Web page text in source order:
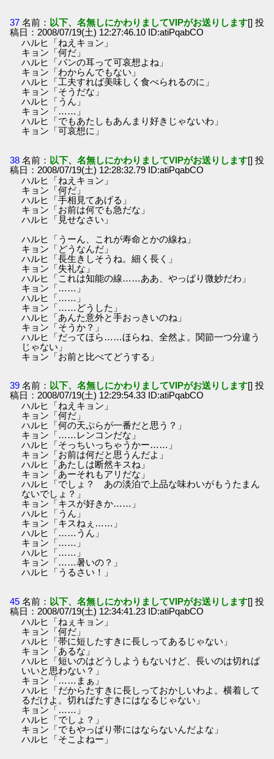
37 名前： 以下、名無しにかわりましてVIPがお送りします[] 投
稿日：2008/07/19(土) 12:27:46.10 ID:atiPqabCO
ハルヒ「ねえキョン」
キョン「何だ」
ハルヒ「パンの耳って可哀想よね」
キョン「わからんでもない」
ハルヒ「工夫すれば美味しく食べられるのに」
キョン「そうだな」
ハルヒ「うん」
キョン「……」
ハルヒ「でもあたしもあんまり好きじゃないわ」
キョン「可哀想に」
38 名前： 以下、名無しにかわりましてVIPがお送りします[] 投
稿日：2008/07/19(土) 12:28:32.79 ID:atiPqabCO
ハルヒ「ねえキョン」
キョン「何だ」
ハルヒ「手相見てあげる」
キョン「お前は何でも急だな」
ハルヒ「見せなさい」
ハルヒ「うーん、これが寿命とかの線ね」
キョン「どうなんだ」
ハルヒ「長生きしそうね。細く長く」
キョン「失礼な」
ハルヒ「これは知能の線……ああ、やっぱり微妙だわ」
キョン「……」
ハルヒ「……」
キョン「……どうした」
ハルヒ「あんた意外と手おっきいのね」
キョン「そうか？」
ハルヒ「だってほら……ほらね、全然よ。関節一つ分違う
じゃない」
キョン「お前と比べてどうする」
39 名前： 以下、名無しにかわりましてVIPがお送りします[] 投
稿日：2008/07/19(土) 12:29:54.33 ID:atiPqabCO
ハルヒ「ねえキョン」
キョン「何だ」
ハルヒ「何の天ぷらが一番だと思う？」
キョン「……レンコンだな」
ハルヒ「そっちいっちゃうかー……」
キョン「お前は何だと思うんだよ」
ハルヒ「あたしは断然キスね」
キョン「あーそれもアリだな」
ハルヒ「でしょ？ あの淡泊で上品な味わいがもうたまん
ないでしょ？」
キョン「キスが好きか……」
ハルヒ「うん」
キョン「キスねぇ……」
ハルヒ「……うん」
キョン「……」
ハルヒ「……」
キョン「……暑いの？」
ハルヒ「うるさい！」
45 名前： 以下、名無しにかわりましてVIPがお送りします[] 投
稿日：2008/07/19(土) 12:34:41.23 ID:atiPqabCO
ハルヒ「ねぇキョン」
キョン「何だ」
ハルヒ「帯に短したすきに長しってあるじゃない」
キョン「あるな」
ハルヒ「短いのはどうしようもないけど、長いのは切れば
いいと思わない？」
キョン「……まぁ」
ハルヒ「だからたすきに長しっておかしいわよ。横着して
るだけよ。切ればたすきにはなるじゃない」
キョン「……」
ハルヒ「でしょ？」
キョン「でもやっぱり帯にはならないんだよな」
ハルヒ「そこよねー」